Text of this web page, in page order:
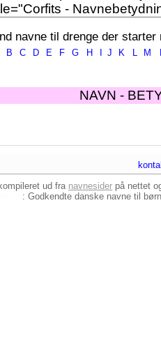
navne til drenge der starter
B C D E F G H J K L M
NAVN -
ud fra navnesider på nettet
: Godkendte danske navne til børn